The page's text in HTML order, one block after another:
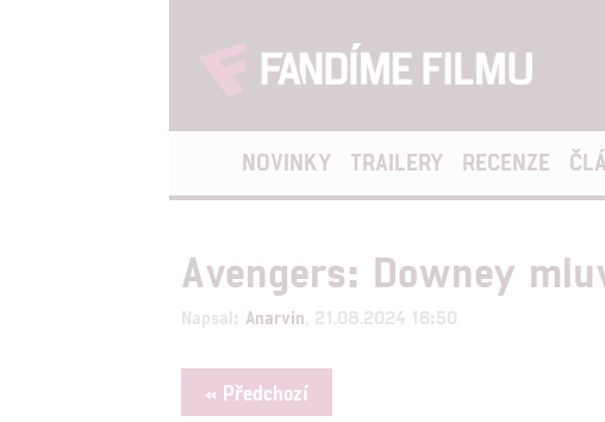
NOVINKY TRAILERY RECENZE
Avengers: Downey
Napsal: Anarvin , 21.08.2024 16:50
« Předchozí